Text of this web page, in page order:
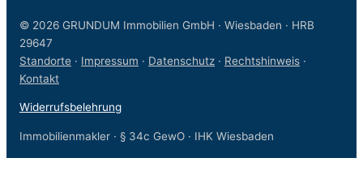
© 2026 GRUNDUM Immobilien GmbH · Wiesbaden · HRB
29647
Standorte · Impressum · Datenschutz · Rechtshinweis ·
Kontakt
Widerrufsbelehrung
Immobilienmakler · § 34c GewO · IHK Wiesbaden